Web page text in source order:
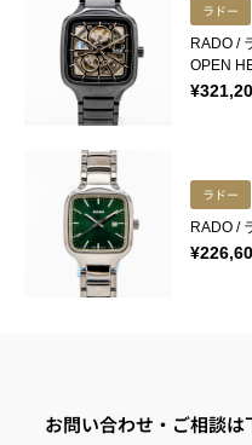
ラドー
RADO /
OPEN
¥
ラドー
RADO /
¥
お問い合わせ・ご相談